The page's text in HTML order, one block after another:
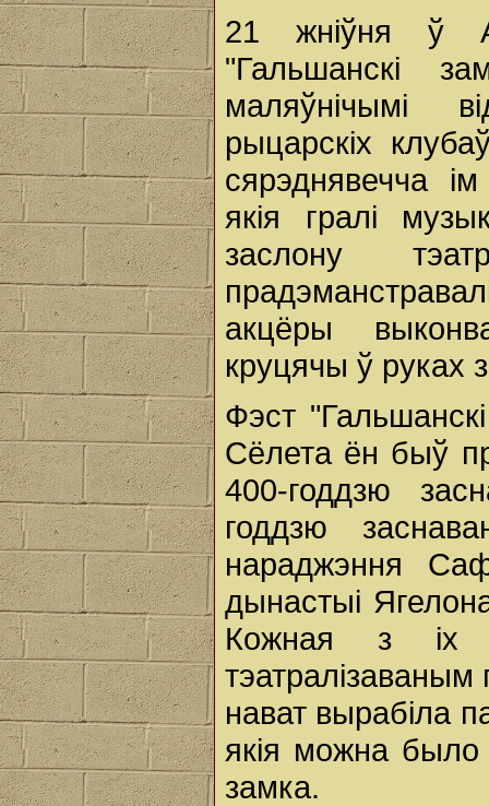
21 жніўня ў
"Гальшанскі
маляўнічымі
рыцарскіх
сярэднявечча
якія гралі
заслону
акцёры
круцячы ў руках
Фэст
Сёлета ён быў
400-годдзю
годдзю
нараджэння
дынастыі
Кожная з іх
нават вырабіла
якія можна
замка.